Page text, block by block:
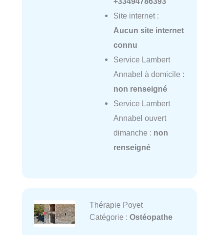
Site internet :
Aucun site internet
connu
Service Lambert
Annabel à domicile :
non renseigné
Service Lambert
Annabel ouvert
dimanche : non
renseigné
Thérapie Poyet
Catégorie : Ostéopathe